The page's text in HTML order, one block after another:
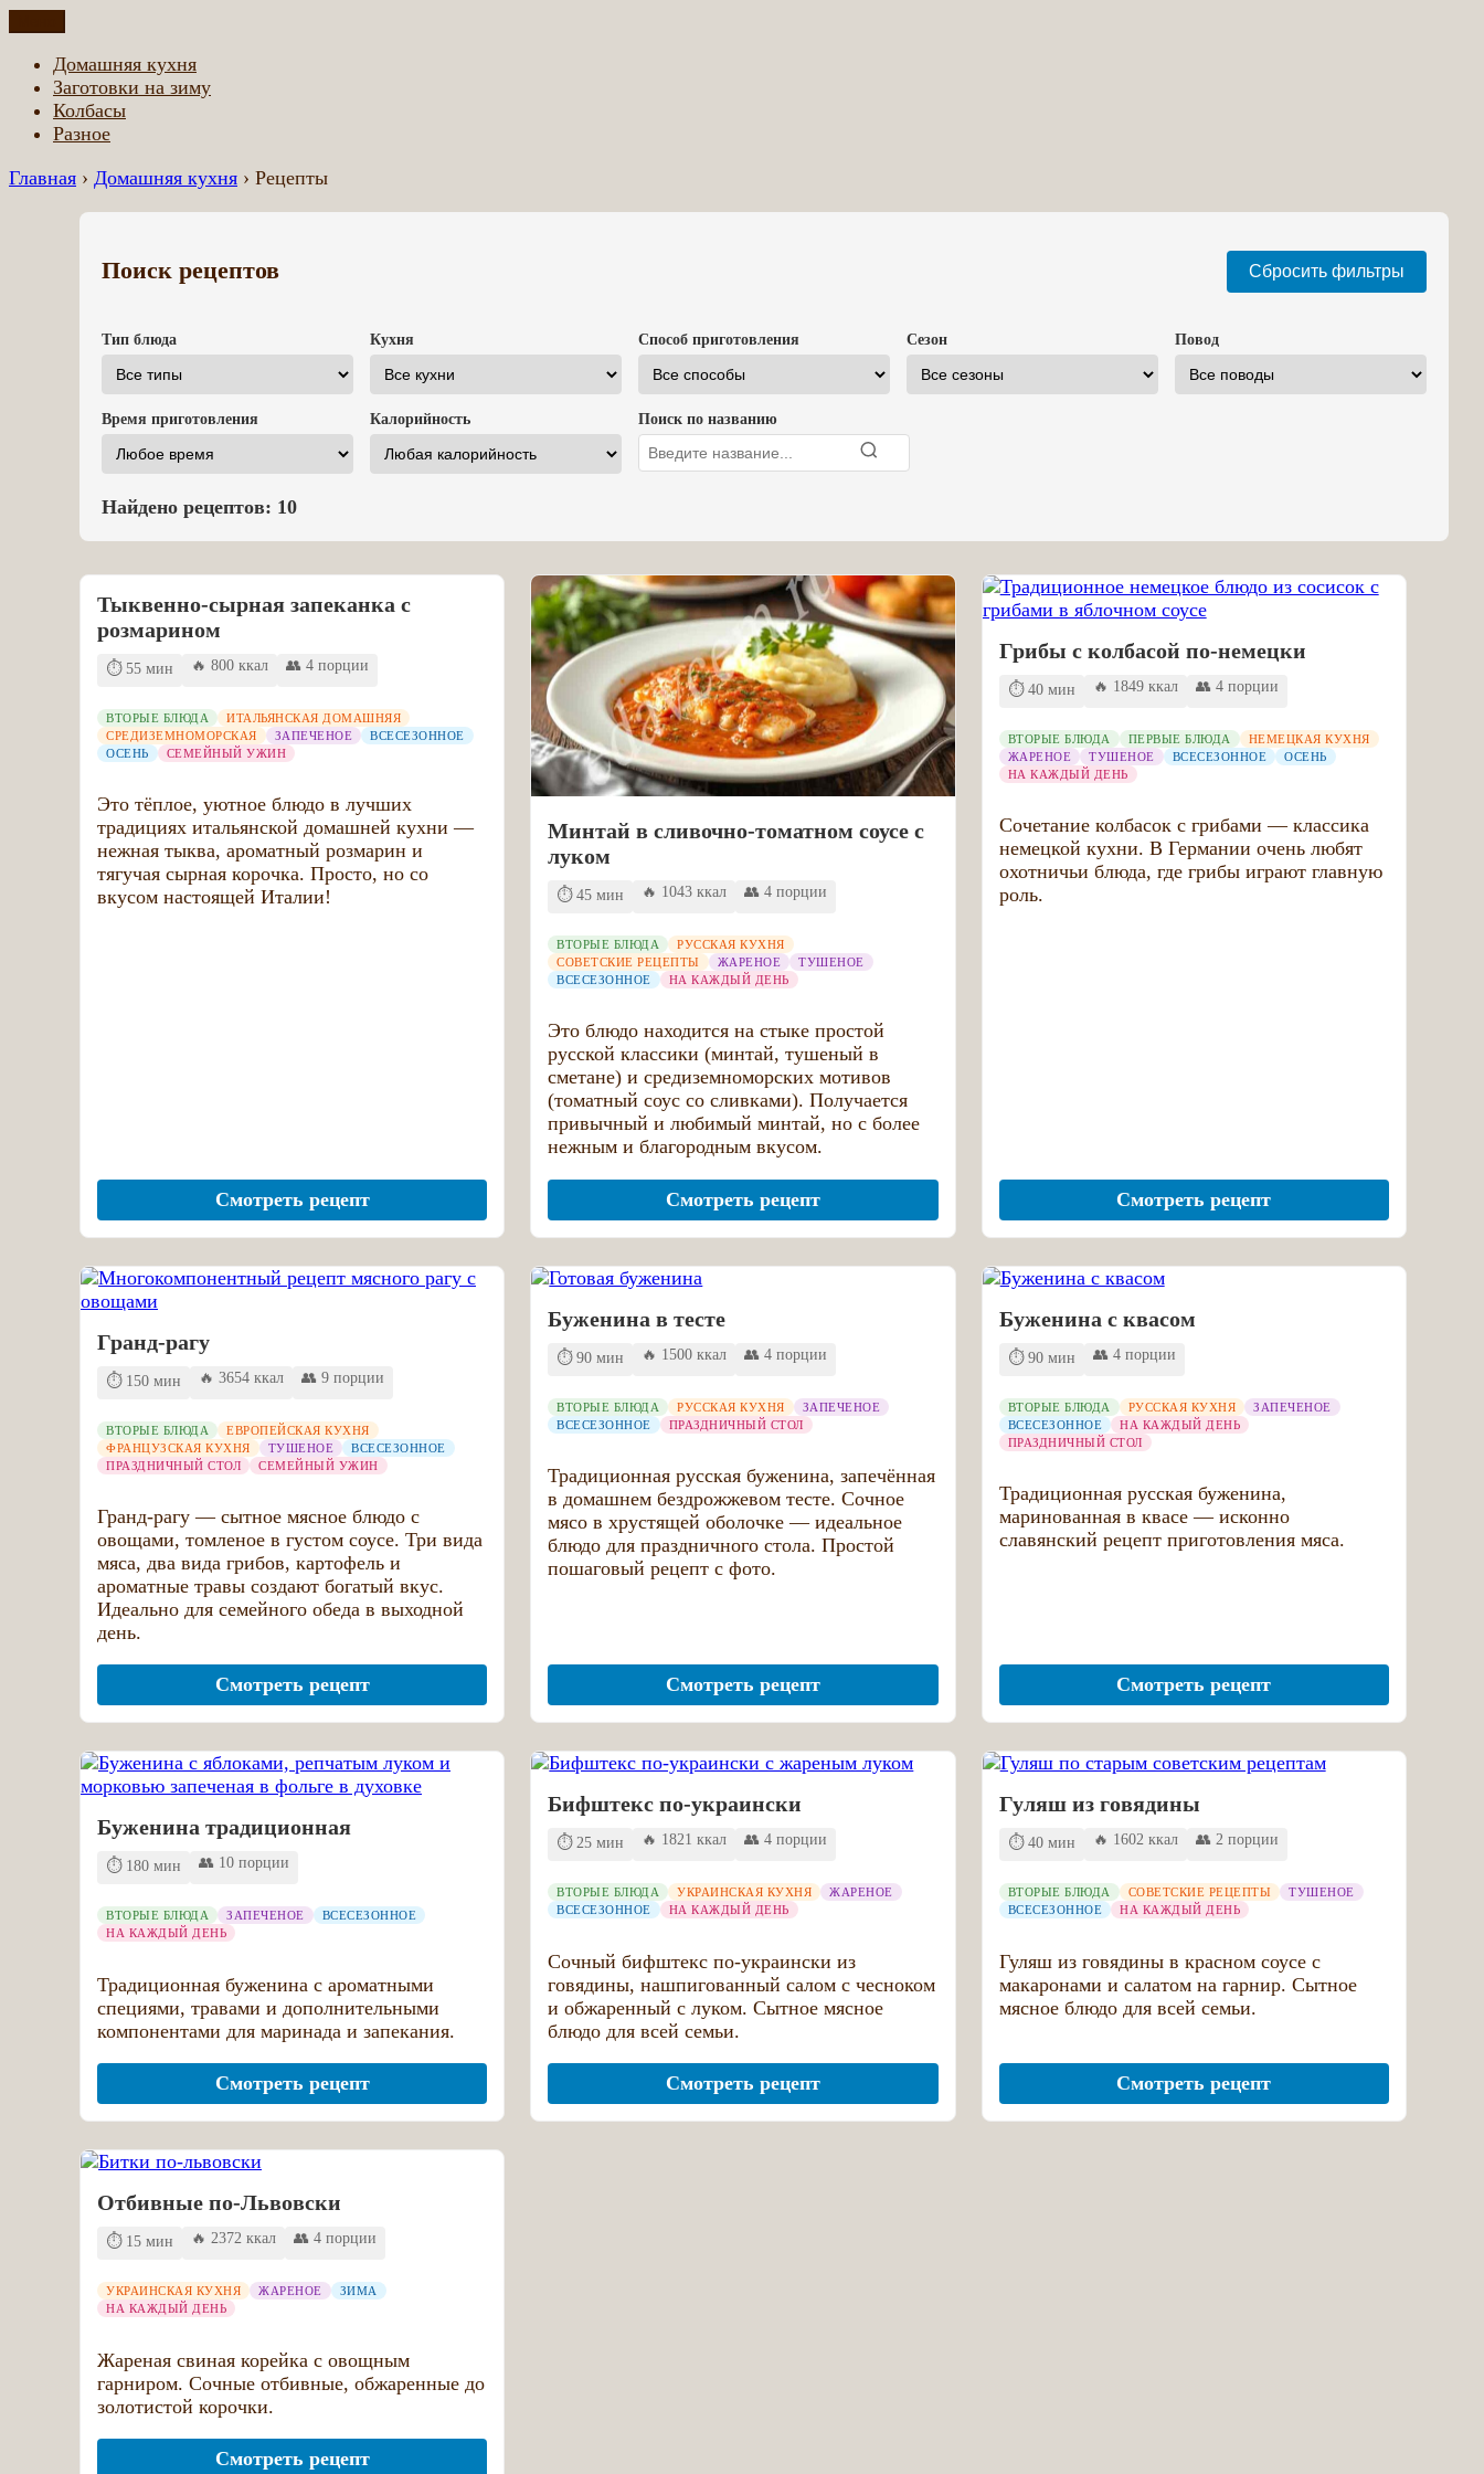
содержимому
Домашняя еда всем
Еда приготовленная по домашним рецептам
Домашняя кухня
Заготовки на зиму
Колбасы
Разное
Главная › Домашняя кухня › Рецепты
Поиск рецептов Сбросить фильтры
Тип блюда Кухня Способ приготовления Сезон Повод
Время приготовления Калорийность Поиск по названию
Найдено рецептов: 10
Тыквенно-сырная запеканка с
розмарином
⏱️ 55 мин 🔥 800 ккал 👥 4 порции
ВТОРЫЕ БЛЮДА
ИТАЛЬЯНСКАЯ ДОМАШНЯЯ
СРЕДИЗЕМНОМОРСКАЯ
ЗАПЕЧЕНОЕ
ВСЕСЕЗОННОЕ
ОСЕНЬ
СЕМЕЙНЫЙ УЖИН
Это тёплое, уютное блюдо в лучших
традициях итальянской домашней кухни —
нежная тыква, ароматный розмарин и
тягучая сырная корочка. Просто, но со
вкусом настоящей Италии!
Смотреть рецепт
Минтай в сливочно-томатном соусе с
луком
⏱️ 45 мин 🔥 1043 ккал 👥 4 порции
ВТОРЫЕ БЛЮДА
РУССКАЯ КУХНЯ
СОВЕТСКИЕ РЕЦЕПТЫ
ЖАРЕНОЕ
ТУШЕНОЕ
ВСЕСЕЗОННОЕ
НА КАЖДЫЙ ДЕНЬ
Это блюдо находится на стыке простой
русской классики (минтай, тушеный в
сметане) и средиземноморских мотивов
(томатный соус со сливками). Получается
привычный и любимый минтай, но с более
нежным и благородным вкусом.
Смотреть рецепт
Грибы с колбасой по-немецки
⏱️ 40 мин 🔥 1849 ккал 👥 4 порции
ВТОРЫЕ БЛЮДА ПЕРВЫЕ БЛЮДА
НЕМЕЦКАЯ КУХНЯ
ЖАРЕНОЕ
ТУШЕНОЕ ВСЕСЕЗОННОЕ
ОСЕНЬ
НА КАЖДЫЙ ДЕНЬ
Сочетание колбасок с грибами — классика
немецкой кухни. В Германии очень любят
охотничьи блюда, где грибы играют главную
роль.
Смотреть рецепт
Гранд-рагу
⏱️ 150 мин 🔥 3654 ккал 👥 9 порции
ВТОРЫЕ БЛЮДА
ЕВРОПЕЙСКАЯ КУХНЯ
ФРАНЦУЗСКАЯ КУХНЯ
ТУШЕНОЕ
ВСЕСЕЗОННОЕ
ПРАЗДНИЧНЫЙ СТОЛ
СЕМЕЙНЫЙ УЖИН
Гранд-рагу — сытное мясное блюдо с
овощами, томленое в густом соусе. Три вида
мяса, два вида грибов, картофель и
ароматные травы создают богатый вкус.
Идеально для семейного обеда в выходной
день.
Смотреть рецепт
Буженина в тесте
⏱️ 90 мин 🔥 1500 ккал 👥 4 порции
ВТОРЫЕ БЛЮДА РУССКАЯ КУХНЯ
ЗАПЕЧЕНОЕ
ВСЕСЕЗОННОЕ
ПРАЗДНИЧНЫЙ СТОЛ
Традиционная русская буженина, запечённая
в домашнем бездрожжевом тесте. Сочное
мясо в хрустящей оболочке — идеальное
блюдо для праздничного стола. Простой
пошаговый рецепт с фото.
Смотреть рецепт
Буженина с квасом
⏱️ 90 мин 👥 4 порции
ВТОРЫЕ БЛЮДА РУССКАЯ КУХНЯ
ЗАПЕЧЕНОЕ
ВСЕСЕЗОННОЕ
НА КАЖДЫЙ ДЕНЬ
ПРАЗДНИЧНЫЙ СТОЛ
Традиционная русская буженина,
маринованная в квасе — исконно
славянский рецепт приготовления мяса.
Смотреть рецепт
Буженина традиционная
⏱️ 180 мин 👥 10 порции
ВТОРЫЕ БЛЮДА ЗАПЕЧЕНОЕ
ВСЕСЕЗОННОЕ
НА КАЖДЫЙ ДЕНЬ
Традиционная буженина с ароматными
специями, травами и дополнительными
компонентами для маринада и запекания.
Смотреть рецепт
Бифштекс по-украински
⏱️ 25 мин 🔥 1821 ккал 👥 4 порции
ВТОРЫЕ БЛЮДА УКРАИНСКАЯ КУХНЯ
ЖАРЕНОЕ
ВСЕСЕЗОННОЕ
НА КАЖДЫЙ ДЕНЬ
Сочный бифштекс по-украински из
говядины, нашпигованный салом с чесноком
и обжаренный с луком. Сытное мясное
блюдо для всей семьи.
Смотреть рецепт
Гуляш из говядины
⏱️ 40 мин 🔥 1602 ккал 👥 2 порции
ВТОРЫЕ БЛЮДА СОВЕТСКИЕ РЕЦЕПТЫ
ТУШЕНОЕ
ВСЕСЕЗОННОЕ
НА КАЖДЫЙ ДЕНЬ
Гуляш из говядины в красном соусе с
макаронами и салатом на гарнир. Сытное
мясное блюдо для всей семьи.
Смотреть рецепт
Отбивные по-Львовски
⏱️ 15 мин 🔥 2372 ккал 👥 4 порции
УКРАИНСКАЯ КУХНЯ ЖАРЕНОЕ
ЗИМА
НА КАЖДЫЙ ДЕНЬ
Жареная свиная корейка с овощным
гарниром. Сочные отбивные, обжаренные до
золотистой корочки.
Смотреть рецепт